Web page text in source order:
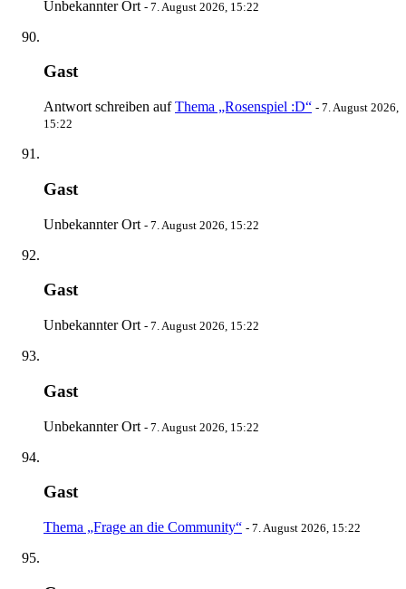
Unbekannter Ort - 7. August 2026, 15:22
Gast
Antwort schreiben aufThema „Rosenspiel :D“ - 7. August 2026,
15:22
Gast
Unbekannter Ort - 7. August 2026, 15:22
Gast
Unbekannter Ort - 7. August 2026, 15:22
Gast
Unbekannter Ort - 7. August 2026, 15:22
Gast
Thema „Frage an die Community“ - 7. August 2026, 15:22